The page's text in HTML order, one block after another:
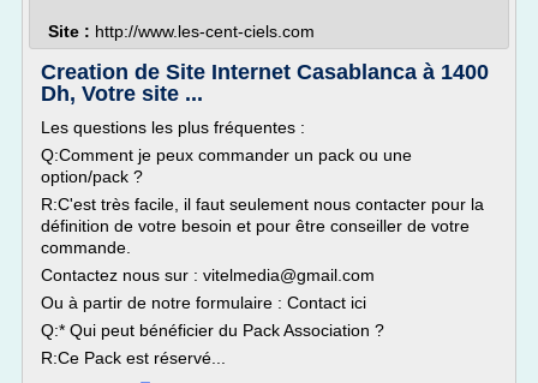
Site : http://www.les-cent-ciels.com
Creation de Site Internet Casablanca à 1400
Dh, Votre site ...
Les questions les plus fréquentes :
Q:Comment je peux commander un pack ou une
option/pack ?
R:C'est très facile, il faut seulement nous contacter pour la
définition de votre besoin et pour être conseiller de votre
commande.
Contactez nous sur : vitelmedia@gmail.com
Ou à partir de notre formulaire : Contact ici
Q:* Qui peut bénéficier du Pack Association ?
R:Ce Pack est réservé...